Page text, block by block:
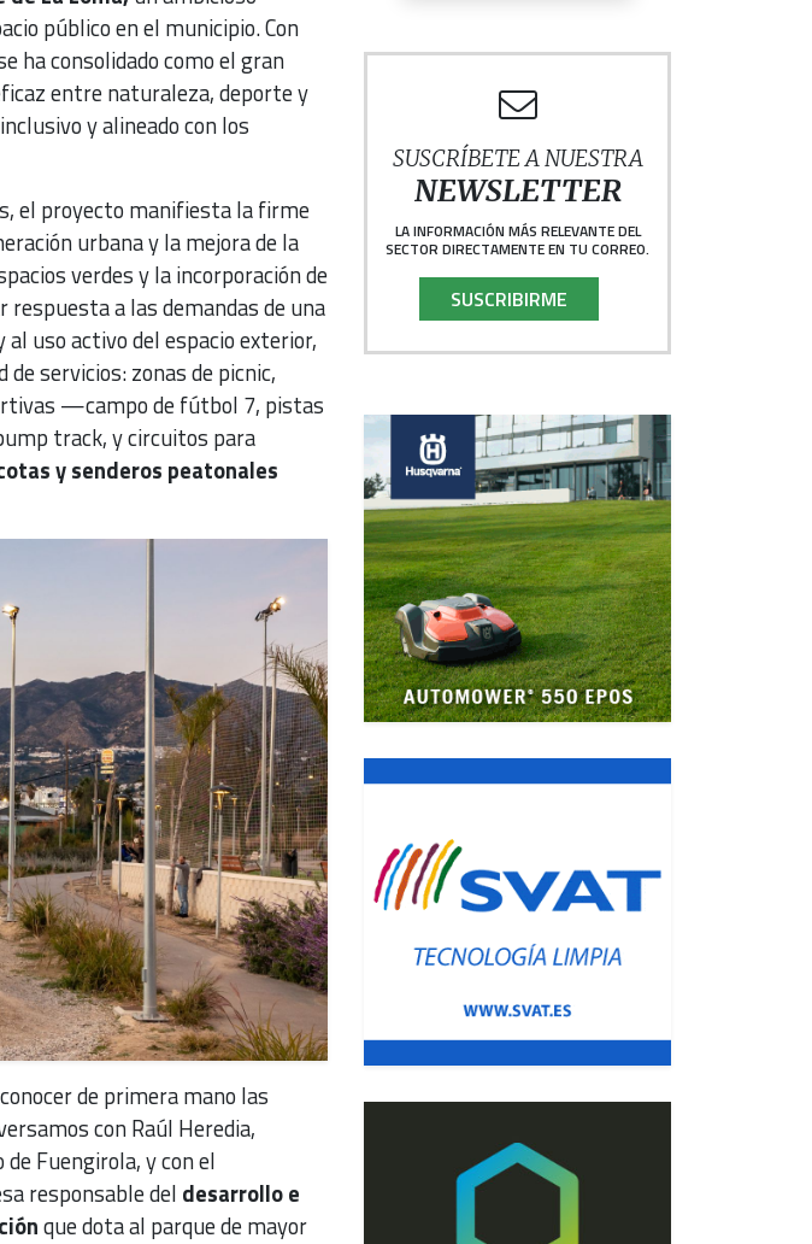
público en el municipio. Con
ha consolidado como el gran
entre naturaleza, deporte y
y alineado con los
el proyecto manifiesta la firme
urbana y la mejora de la
verdes y la incorporación de
respuesta a las demandas de una
uso activo del espacio exterior,
servicios: zonas de picnic,
—campo de fútbol 7, pistas
track, y circuitos para
y senderos peatonales
de primera mano las
con Raúl Heredia,
Fuengirola, y con el
responsable del desarrollo e
que dota al parque de mayor
SUSCRÍBETE A NUESTRA
NEWSLETTER
LA INFORMACIÓN MÁS RELEVANTE DEL
SECTOR DIRECTAMENTE EN TU CORREO.
SUSCRIBIRME